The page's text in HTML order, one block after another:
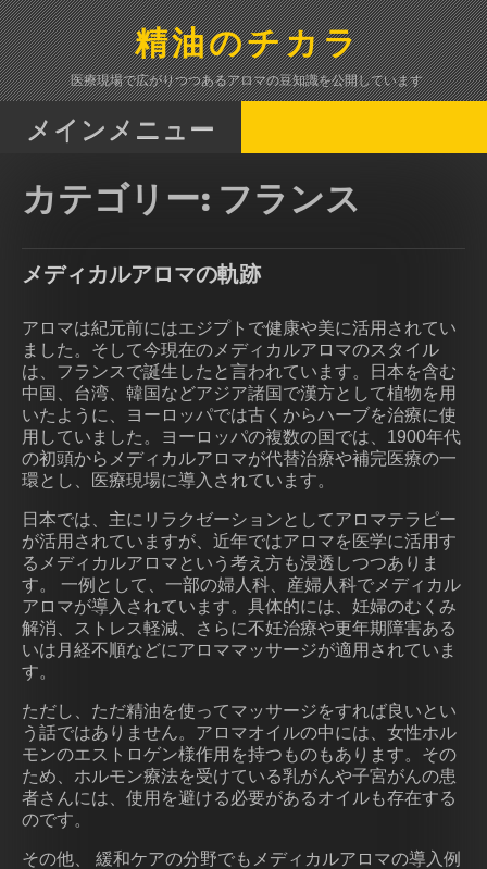
コ
ン
テ
ン
ツ
精油のチカラ
医療現場で広がりつつあるアロマの豆知識を公開しています
メインメニュー
カテゴリー: フランス
メディカルアロマの軌跡
アロマは紀元前にはエジプトで健康や美に活用されてい
ました。そして今現在のメディカルアロマのスタイル
は、フランスで誕生したと言われています。日本を含む
中国、台湾、韓国などアジア諸国で漢方として植物を用
いたように、ヨーロッパでは古くからハーブを治療に使
用していました。ヨーロッパの複数の国では、1900年代
の初頭からメディカルアロマが代替治療や補完医療の一
環とし、医療現場に導入されています。
日本では、主にリラクゼーションとしてアロマテラピー
が活用されていますが、近年ではアロマを医学に活用す
るメディカルアロマという考え方も浸透しつつありま
す。 一例として、一部の婦人科、産婦人科でメディカル
アロマが導入されています。具体的には、妊婦のむくみ
解消、ストレス軽減、さらに不妊治療や更年期障害ある
いは月経不順などにアロママッサージが適用されていま
す。
ただし、ただ精油を使ってマッサージをすれば良いとい
う話ではありません。アロマオイルの中には、女性ホル
モンのエストロゲン様作用を持つものもあります。その
ため、ホルモン療法を受けている乳がんや子宮がんの患
者さんには、使用を避ける必要があるオイルも存在する
のです。
その他、 緩和ケアの分野でもメディカルアロマの導入例